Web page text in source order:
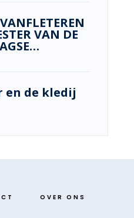
VAN DE
en de kledij
OVER ONS